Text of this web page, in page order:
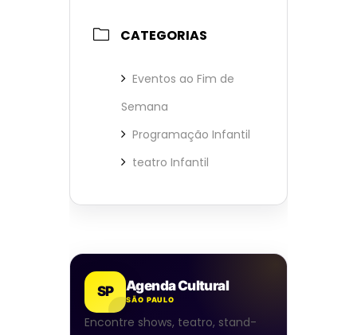
CATEGORIAS
Eventos ao Fim de
Semana
Programação Infantil
teatro Infantil
SP Agenda Cultural
SÃO PAULO
Encontre shows, teatro, stand-